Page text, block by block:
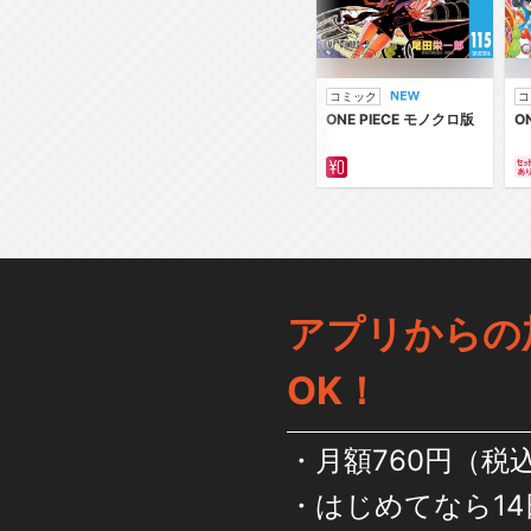
コミック
ONE PIECE モノクロ版
アプリから
OK！
月額760円（税
はじめてなら14